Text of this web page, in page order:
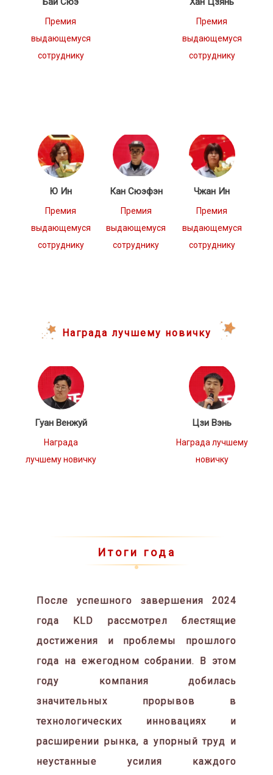
Премия
выдающемуся
сотруднику
Премия
выдающемуся
сотруднику
Ю Ин
Премия
выдающемуся
сотруднику
Кан Сюэфэн
Премия
выдающемуся
сотруднику
Чжан Ин
Премия
выдающемуся
сотруднику
Награда лучшему новичку
Гуан Венжуй
Награда
лучшему новичку
Цзи Вэнь
Награда лучшему
новичку
Итоги года
После успешного завершения 2024
года KLD рассмотрел блестящие
достижения и проблемы прошлого
года на ежегодном собрании. В этом
году компания добилась
значительных прорывов в
технологических инновациях и
расширении рынка, а упорный труд и
неустанные усилия каждого